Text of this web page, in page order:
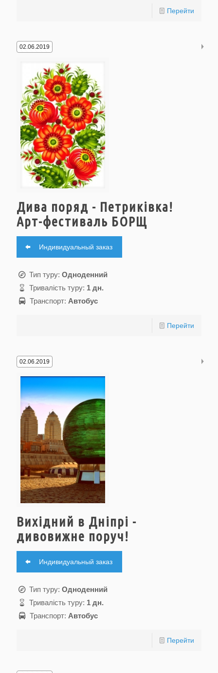
Перейти
02.06.2019
Дива поряд - Петриківка!
Арт-фестиваль БОРЩ
Индивидуальный заказ
Тип туру: Одноденний
Тривалість туру: 1 дн.
Транспорт: Автобус
Перейти
02.06.2019
Вихідний в Дніпрі -
дивовижне поруч!
Индивидуальный заказ
Тип туру: Одноденний
Тривалість туру: 1 дн.
Транспорт: Автобус
Перейти